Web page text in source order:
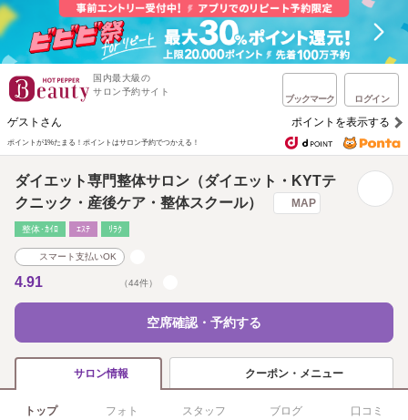
国内最大級の
サロン予約サイト
ブックマーク ログイン
ゲストさん ポイントを表示する
ポイントが1%たまる！ ポイントはサロン予約でつかえる！
ダイエット専門整体サロン（ダイエット・KYTテ
クニック・産後ケア・整体スクール）
MAP
整体･ｶｲﾛ ｴｽﾃ ﾘﾗｸ
スマート支払いOK
4.91 （44件）
空席確認・予約する
サロン情報 クーポン・メニュー
トップ フォト スタッフ ブログ 口コミ